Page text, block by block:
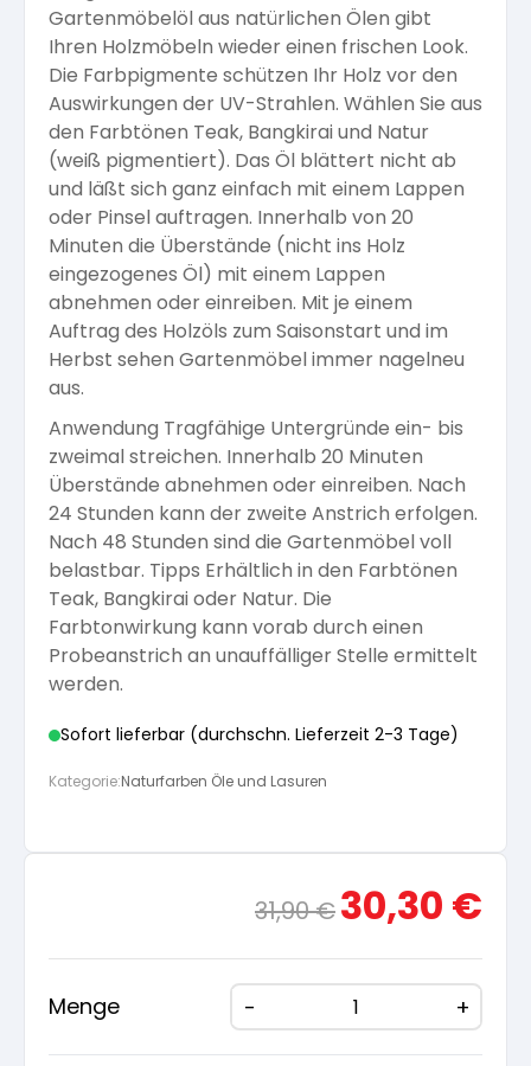
Öle für Außen
Pflege und Reinigung
Versiegelung für Beton
Pflege
Kalkfarben
Anti Schimmelfarbe
Isolierfarben
Latexfarben
Spezialfarben
Silikatfarben
Pflege und Reinigung
Spezialprodukte
Arbeitshandschuhe
Dichtmassen
Farbwalzen
Pinsel und Bürsten
Schleifmittel
Gartenmöbelöl aus natürlichen Ölen gibt
Ihren Holzmöbeln wieder einen frischen Look.
Die Farbpigmente schützen Ihr Holz vor den
Auswirkungen der UV-Strahlen. Wählen Sie aus
den Farbtönen Teak, Bangkirai und Natur
(weiß pigmentiert). Das Öl blättert nicht ab
und läßt sich ganz einfach mit einem Lappen
oder Pinsel auftragen. Innerhalb von 20
Minuten die Überstände (nicht ins Holz
eingezogenes Öl) mit einem Lappen
abnehmen oder einreiben. Mit je einem
Auftrag des Holzöls zum Saisonstart und im
Herbst sehen Gartenmöbel immer nagelneu
aus.
Anwendung Tragfähige Untergründe ein- bis
zweimal streichen. Innerhalb 20 Minuten
Überstände abnehmen oder einreiben. Nach
24 Stunden kann der zweite Anstrich erfolgen.
Nach 48 Stunden sind die Gartenmöbel voll
belastbar. Tipps Erhältlich in den Farbtönen
Teak, Bangkirai oder Natur. Die
Farbtonwirkung kann vorab durch einen
Probeanstrich an unauffälliger Stelle ermittelt
werden.
Sofort lieferbar (durchschn. Lieferzeit 2-3 Tage)
Kategorie:Naturfarben Öle und Lasuren
31,90€
Ursprünglicher
Preis
30,30 €
Menge